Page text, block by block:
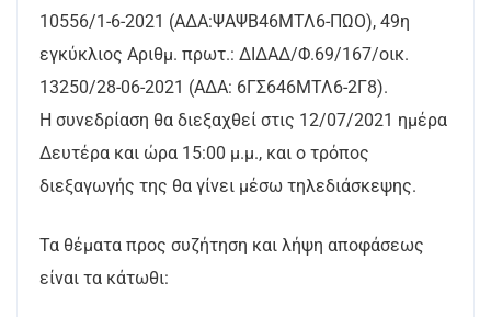
10556/1-6-2021 (ΑΔΑ:ΨΑΨΒ46ΜΤΛ6-ΠΩΟ), 49η
εγκύκλιος Αριθμ. πρωτ.: ΔΙΔΑΔ/Φ.69/167/οικ.
13250/28-06-2021 (ΑΔΑ: 6ΓΣ646ΜΤΛ6-2Γ8).
Η συνεδρίαση θα διεξαχθεί στις 12/07/2021 ημέρα
Δευτέρα και ώρα 15:00 μ.μ., και ο τρόπος
διεξαγωγής της θα γίνει μέσω τηλεδιάσκεψης.
Τα θέματα προς συζήτηση και λήψη αποφάσεως
είναι τα κάτωθι: